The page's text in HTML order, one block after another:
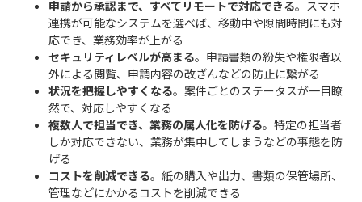
申請から承認まで、すべてリモートで対応できる。スマホ
連携が可能なシステムを選べば、移動中や隙間時間にも対
応でき、業務効率が上がる
セキュリティレベルが高まる。申請書類の紛失や権限者以
外による閲覧、申請内容の改ざんなどの防止に繋がる
状況を把握しやすくなる。案件ごとのステータスが一目瞭
然で、対応しやすくなる
複数人で担当でき、業務の属人化を防げる。特定の担当者
しか対応できない、業務が集中してしまうなどの事態を防
げる
コストを削減できる。紙の購入や出力、書類の保管場所、
管理などにかかるコストを削減できる